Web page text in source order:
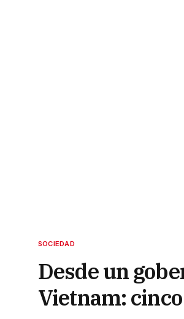
SOCIEDAD
Desde un
Vietnam: